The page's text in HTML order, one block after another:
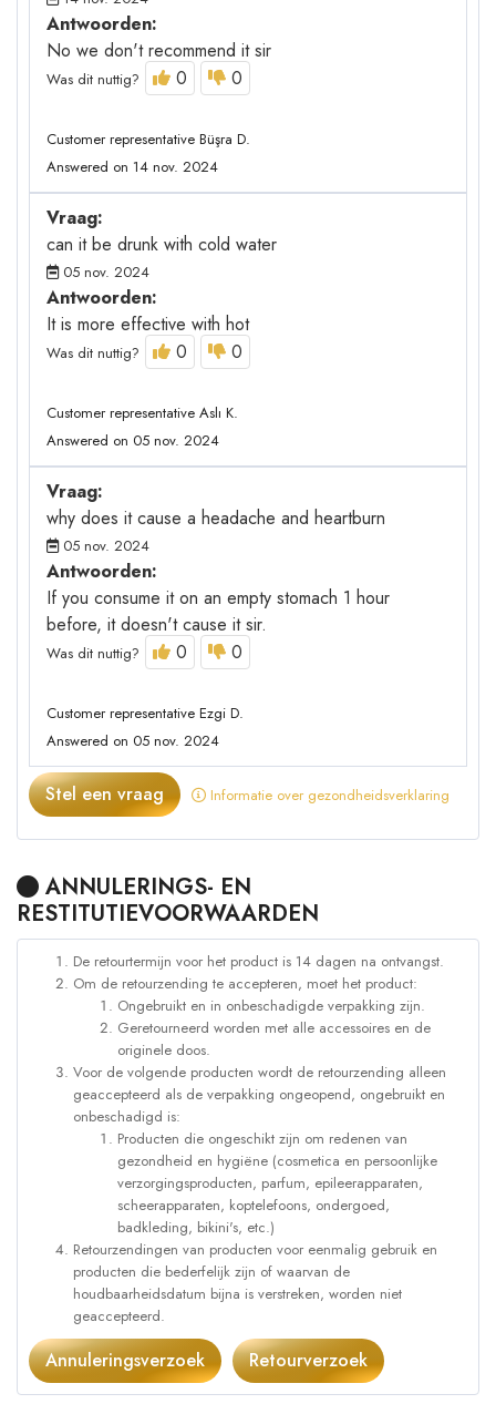
Antwoorden:
No we don't recommend it sir
Was dit nuttig? 0 0
Customer representative Büşra D.
Answered on 14 nov. 2024
Vraag:
can it be drunk with cold water
05 nov. 2024
Antwoorden:
It is more effective with hot
Was dit nuttig? 0 0
Customer representative Aslı K.
Answered on 05 nov. 2024
Vraag:
why does it cause a headache and heartburn
05 nov. 2024
Antwoorden:
If you consume it on an empty stomach 1 hour
before, it doesn't cause it sir.
Was dit nuttig? 0 0
Customer representative Ezgi D.
Answered on 05 nov. 2024
Stel een vraag Informatie over gezondheidsverklaring
ANNULERINGS- EN
RESTITUTIEVOORWAARDEN
De retourtermijn voor het product is 14 dagen na ontvangst.
Om de retourzending te accepteren, moet het product:
Ongebruikt en in onbeschadigde verpakking zijn.
Geretourneerd worden met alle accessoires en de
originele doos.
Voor de volgende producten wordt de retourzending alleen
geaccepteerd als de verpakking ongeopend, ongebruikt en
onbeschadigd is:
Producten die ongeschikt zijn om redenen van
gezondheid en hygiëne (cosmetica en persoonlijke
verzorgingsproducten, parfum, epileerapparaten,
scheerapparaten, koptelefoons, ondergoed,
badkleding, bikini's, etc.)
Retourzendingen van producten voor eenmalig gebruik en
producten die bederfelijk zijn of waarvan de
houdbaarheidsdatum bijna is verstreken, worden niet
geaccepteerd.
Annuleringsverzoek Retourverzoek